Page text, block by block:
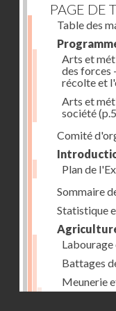
PAGE DE
Table des
Arts et
des forces
récolte et
Arts et
société
Comité
Plan de
Sommaire
Statistique
Battages
Meunerie